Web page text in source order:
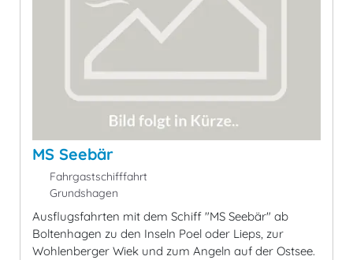
MS Seebär
Fahrgastschifffahrt
Grundshagen
Ausflugsfahrten mit dem Schiff "MS Seebär" ab
Boltenhagen zu den Inseln Poel oder Lieps, zur
Wohlenberger Wiek und zum Angeln auf der Ostsee.